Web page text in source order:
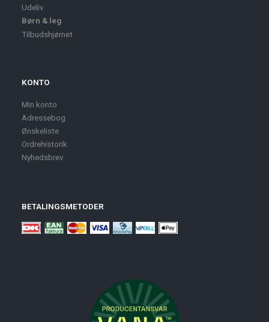
Udeliv
Børn & leg
Tilbudshjørnet
KONTO
Min konto
Adressebog
Ønskeliste
Ordrehistorik
Nyhedsbrev
BETALINGSMETODER